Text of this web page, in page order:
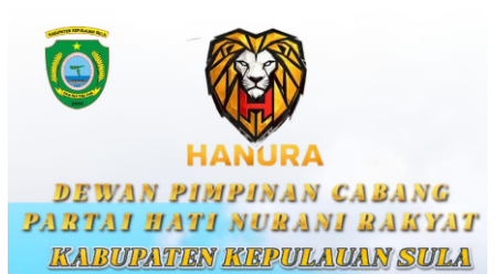
konten